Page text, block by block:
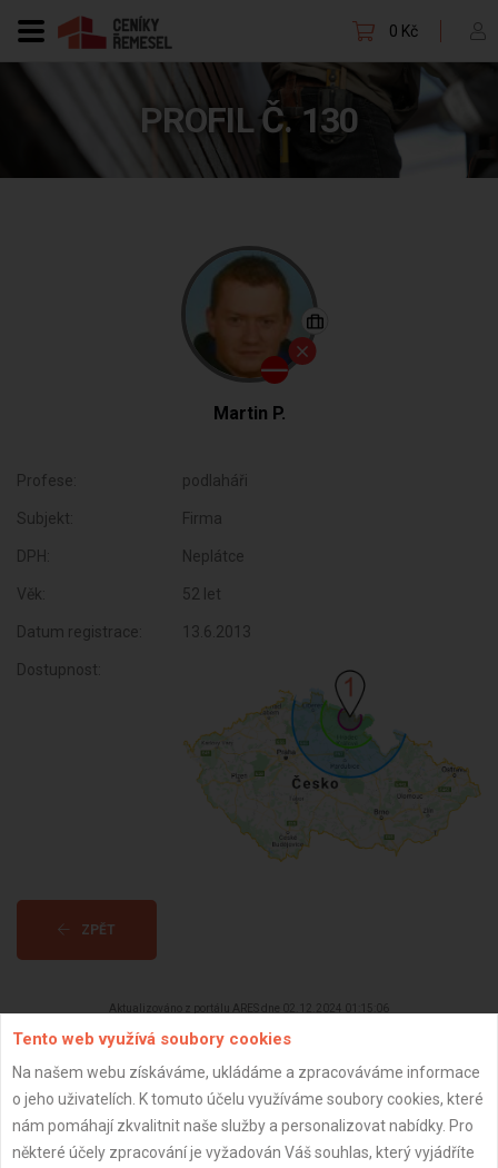
0 Kč
PROFIL Č. 130
Martin P.
Profese: podlaháři
Subjekt: Firma
DPH: Neplátce
Věk: 52 let
Datum registrace: 13.6.2013
Dostupnost:
ZPĚT
Aktualizováno z portálu ARES dne 02.12.2024 01:15:06
Důležité informace
Tento web využívá soubory cookies
Na našem webu získáváme, ukládáme a zpracováváme informace
o jeho uživatelích. K tomuto účelu využíváme soubory cookies, které
nám pomáhají zkvalitnit naše služby a personalizovat nabídky. Pro
některé účely zpracování je vyžadován Váš souhlas, který vyjádříte